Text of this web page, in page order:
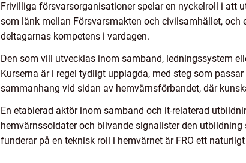
Frivilliga försvarsorganisationer spelar en nyckelroll i att
som länk mellan Försvarsmakten och civilsamhället,
deltagarnas kompetens i vardagen.
Den som vill utvecklas inom samband, ledningssystem
Kurserna är i regel tydligt upplagda, med steg som
sammanhang vid sidan av hemvärnsförbandet, där
En etablerad aktör inom samband och it-relaterad
hemvärnssoldater och blivande signalister den
funderar på en teknisk roll i hemvärnet är FRO ett